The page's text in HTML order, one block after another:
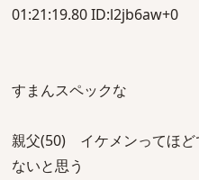
01:21:19.80 ID:l2jb6aw+0
すまんスペックな
親父(50) イケメンってほど
ないと思う